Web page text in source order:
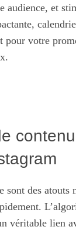
audience, et
votre
des atouts
véritable lien